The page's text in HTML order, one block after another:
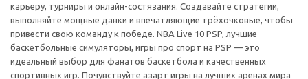
карьеру, турниры и онлайн-состязания. Создавайте стратегии,
выполняйте мощные данки и впечатляющие трёхочковые, чтобы
привести свою команду к победе. NBA Live 10 PSP, лучшие
баскетбольные симуляторы, игры про спорт на PSP — это
идеальный выбор для фанатов баскетбола и качественных
спортивных игр. Почувствуйте азарт игры на лучших аренах мира